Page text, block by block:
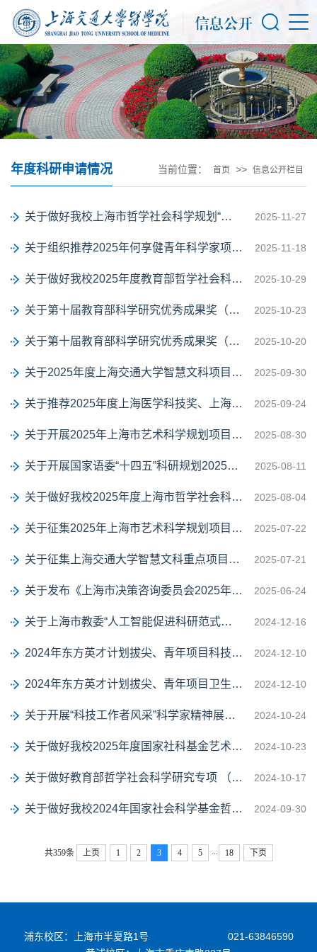
年度科研申请情况 当前位置： 首页 >> 信息公开栏目
关于做好我校上海市哲学社会科学规划“研究阐释党的二十届四中全会精神”专项课题... 2025-11-27
关于组织推荐2025年何享健青年科学家项目的通知 2025-11-18
关于做好我校2025年度教育部哲学社会科学研究重大课题攻关项目和高校思想政治理论... 2025-10-29
关于第十届教育部科学研究优秀成果奖（人文社会科学）申报工作的通知（二） 2025-10-23
关于第十届教育部科学研究优秀成果奖（人文社会科学）申报工作的通知（一） 2025-10-20
关于2025年度上海交通大学智慧文科项目申报的通知 2025-09-30
关于推荐2025年度上海医学科技奖、上海医学科技奖成果推广奖和上海医学科技奖青年... 2025-09-24
关于开展2025年上海市艺术科学规划项目申报工作的通知 2025-08-30
关于开展国家语委“十四五”科研规划2025年选题指南项目申报工作的通知 2025-08-11
关于做好我校2025年度上海市哲学社会科学规划课题申报工作的通知 2025-08-04
关于征集2025年上海市艺术科学规划项目建议选题的通知 2025-07-22
关于征集上海交通大学智慧文科重点项目选题指南的通知 2025-07-21
关于发布《上海市决策咨询委员会2025年公开招标课题指南》的通知 2025-06-24
关于上海市教委“人工智能促进科研范式改革 赋能学科跃升计划”医学院拟立项名单公示 2024-12-16
2024年东方英才计划拔尖、青年项目科技平台拟入选人员名单公示 2024-12-10
2024年东方英才计划拔尖、青年项目卫生平台拟入选人员名单公示 2024-12-10
关于开展“科技工作者风采”科学家精神展演作品征集的通知 2024-10-24
关于做好我校2025年度国家社科基金艺术学重大项目招标选题的通知 2024-10-23
关于做好教育部哲学社会科学研究专项 （ 全国教育大会精神研究）申报工作的通知 2024-10-17
关于做好我校2024年国家社会科学基金哲学社会科学学术通俗读物项目申报工作的通知 2024-09-30
共359条 上页 1 2 3 4 5 ... 18 下页
浦东校区：上海市半夏路1号 021-63846590